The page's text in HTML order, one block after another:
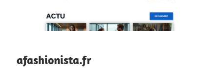
afashionista.fr